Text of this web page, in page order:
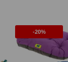
-20%